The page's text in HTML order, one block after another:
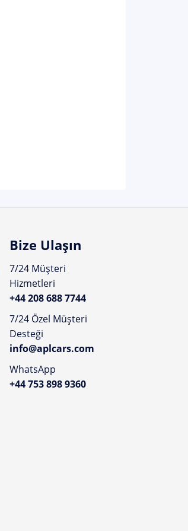
Bize Ulaşın
7/24 Müşteri
Hizmetleri
+44 208 688 7744
7/24 Özel Müşteri
Desteği
info@aplcars.com
WhatsApp
+44 753 898 9360